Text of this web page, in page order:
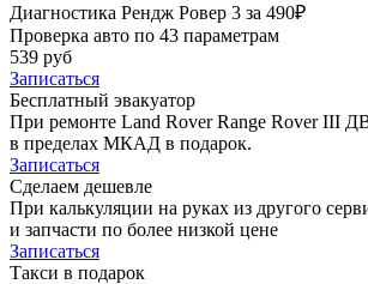
Диагностика Рендж Ровер 3 за 490₽
Проверка авто по 43 параметрам
539 руб
Записаться
Бесплатный эвакуатор
При ремонте Land Rover Range Rover III
в пределах МКАД в подарок.
Записаться
Сделаем дешевле
При калькуляции на руках из другого
и запчасти по более низкой цене
Записаться
Такси в подарок